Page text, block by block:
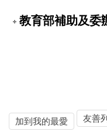
教育部補助及委
加到我的最愛
友善